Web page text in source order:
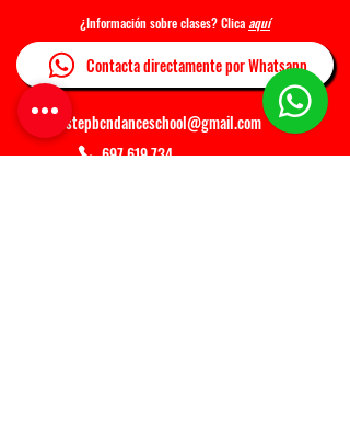
¿Información sobre clases? Clicaaquí
Contacta directamente por Whatsapp
stepbcndanceschool@gmail.com
697 619 734